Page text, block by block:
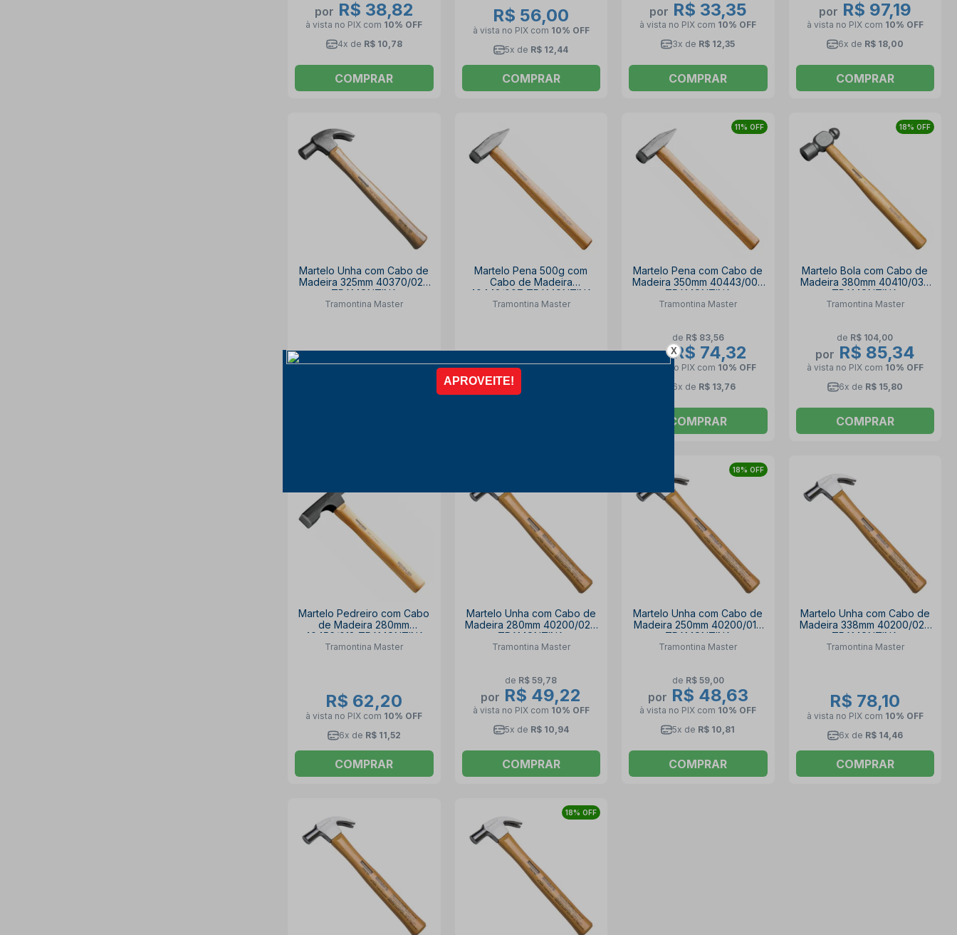
por R$ 38,82
à vista no PIX com 10% OFF
4x de R$ 10,78
COMPRAR
R$ 56,00
à vista no PIX com 10% OFF
5x de R$ 12,44
COMPRAR
por R$ 33,35
à vista no PIX com 10% OFF
3x de R$ 12,35
COMPRAR
por R$ 97,19
à vista no PIX com 10% OFF
6x de R$ 18,00
COMPRAR
Martelo Unha com Cabo de
Madeira 325mm 40370/027
TRAMONTINA
Tramontina Master
Martelo Pena 500g com
Cabo de Madeira
40443/007 TRAMONTINA
Tramontina Master
à vista no PIX
6x de
11% OFF
Martelo Pena com Cabo de
Madeira 350mm 40443/009
TRAMONTINA
Tramontina Master
de R$ 83,56
porR$ 74,32
à vista no PIX com 10% OFF
6x de R$ 13,76
COMPRAR
18% OFF
Martelo Bola com Cabo de
Madeira 380mm 40410/032
TRAMONTINA
Tramontina Master
de R$ 104,00
por R$ 85,34
à vista no PIX com 10% OFF
6x de R$ 15,80
COMPRAR
Martelo Pedreiro com Cabo
de Madeira 280mm
40456/018 TRAMONTINA
Tramontina Master
R$ 62,20
à vista no PIX com 10% OFF
6x de R$ 11,52
COMPRAR
Martelo Unha com Cabo de
Madeira 280mm 40200/020
TRAMONTINA
Tramontina Master
de R$ 59,78
por R$ 49,22
à vista no PIX com 10% OFF
5x de R$ 10,94
COMPRAR
18% OFF
Martelo Unha com Cabo de
Madeira 250mm 40200/018
TRAMONTINA
Tramontina Master
de R$ 59,00
por R$ 48,63
à vista no PIX com 10% OFF
5x de R$ 10,81
COMPRAR
Martelo Unha com Cabo de
Madeira 338mm 40200/027
TRAMONTINA
Tramontina Master
R$ 78,10
à vista no PIX com 10% OFF
6x de R$ 14,46
COMPRAR
18% OFF
X